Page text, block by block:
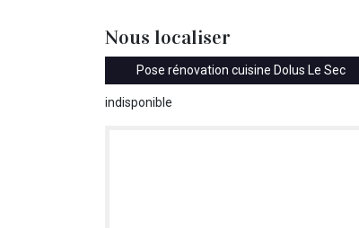
Nous localiser
Pose rénovation cuisine Dolus Le Sec
indisponible